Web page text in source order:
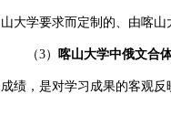
山大学要求而定制的、由喀山
（3） 喀山大学中俄文合
成绩，是对学习成果的客观